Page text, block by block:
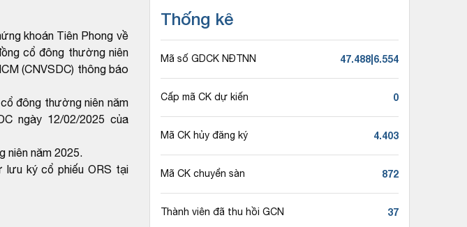
khoán Tiên Phong về
cổ đông thường niên
(CNVSDC) thông báo
đông thường niên năm
ngày 12/02/2025 của
năm 2025.
lưu ký cổ phiếu ORS tại
Thống kê
Mã số GDCK NĐTNN 47.488|6.554
Cấp mã CK dự kiến 0
Mã CK hủy đăng ký 4.403
Mã CK chuyển sàn 872
Thành viên đã thu hồi GCN 37